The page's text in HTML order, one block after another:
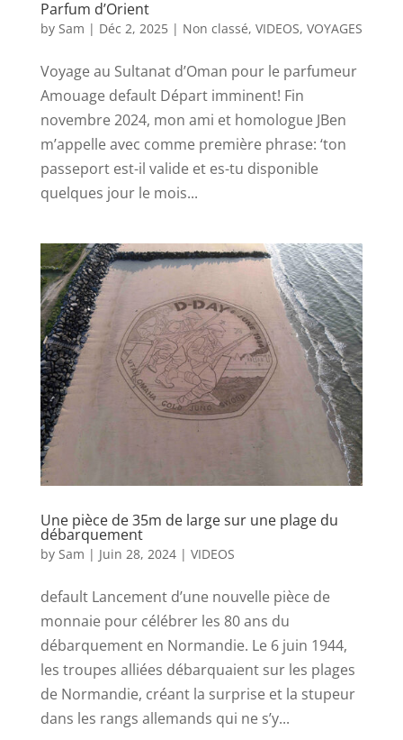
Parfum d’Orient
by Sam | Déc 2, 2025| Non classé, VIDEOS, VOYAGES
Voyage au Sultanat d’Oman pour le parfumeur
Amouage default Départ imminent! Fin
novembre 2024, mon ami et homologue JBen
m’appelle avec comme première phrase: ‘ton
passeport est-il valide et es-tu disponible
quelques jour le mois...
Une pièce de 35m de large sur une plage du
débarquement
by Sam | Juin 28, 2024| VIDEOS
default Lancement d’une nouvelle pièce de
monnaie pour célébrer les 80 ans du
débarquement en Normandie. Le 6 juin 1944,
les troupes alliées débarquaient sur les plages
de Normandie, créant la surprise et la stupeur
dans les rangs allemands qui ne s’y...